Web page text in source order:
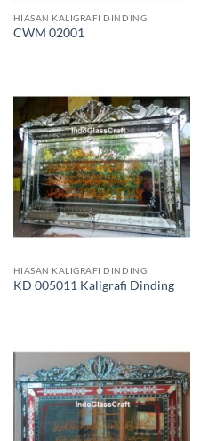
HIASAN KALIGRAFI DINDING
CWM 02001
HIASAN KALIGRAFI DINDING
KD 005011 Kaligrafi Dinding